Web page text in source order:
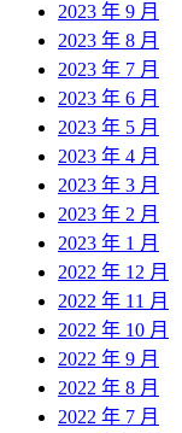
2023 年 9 月
2023 年 8 月
2023 年 7 月
2023 年 6 月
2023 年 5 月
2023 年 4 月
2023 年 3 月
2023 年 2 月
2023 年 1 月
2022 年 12 月
2022 年 11 月
2022 年 10 月
2022 年 9 月
2022 年 8 月
2022 年 7 月